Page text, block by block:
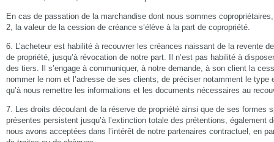
En cas de passation de la marchandise dont nous sommes
2, la valeur de la cession de créance s’élève à la part de copropriété.
6. L’acheteur est habilité à recouvrer les créances naissant de la revente
de propriété, jusqu’à révocation de notre part. Il n’est pas habilité à
des tiers. Il s’engage à communiquer, à notre demande, à son client la
nommer le nom et l’adresse de ses clients, de préciser notamment le
qu’à nous remettre les informations et les documents nécessaires au
7. Les droits découlant de la réserve de propriété ainsi que de ses formes
présentes persistent jusqu’à l’extinction totale des prétentions, également
nous avons acceptées dans l’intérêt de notre partenaires contractuel, en